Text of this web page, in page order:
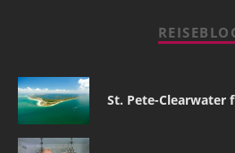
St. Pete-Clearwater